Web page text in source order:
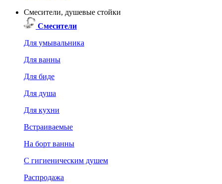
Смесители, душевые стойки
Смесители
Для умывальника
Для ванны
Для биде
Для душа
Для кухни
Встраиваемые
На борт ванны
C гигиеническим душем
Распродажа